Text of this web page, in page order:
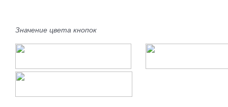
Значение цвета кнопок